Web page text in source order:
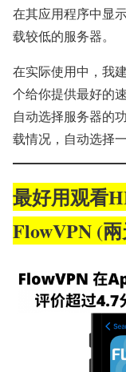
在其应用程序中显
载较低的服务器。
在实际使用中，我
个给你提供最好的
自动选择服务器的
载情况，自动选择
最好用观看
FlowVPN (